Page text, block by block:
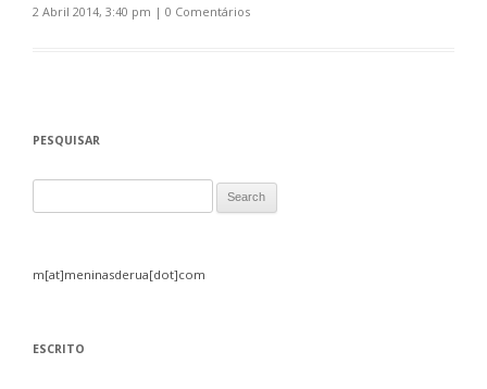
2 Abril 2014, 3:40 pm | 0 Comentários
PESQUISAR
m[at]meninasderua[dot]com
ESCRITO